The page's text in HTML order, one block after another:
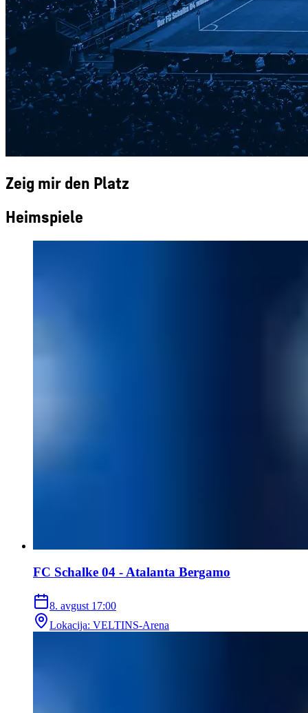
Zeig mir den Platz
Heimspiele
FC Schalke 04 - Atalanta Bergamo
8. avgust 17:00
Lokacija: VELTINS-Arena